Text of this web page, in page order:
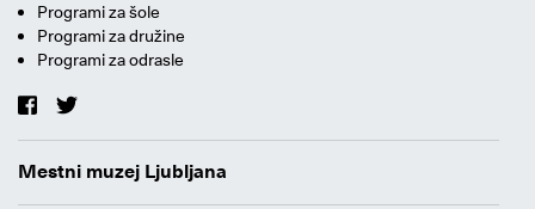
Programi za šole
Programi za družine
Programi za odrasle
Mestni muzej Ljubljana